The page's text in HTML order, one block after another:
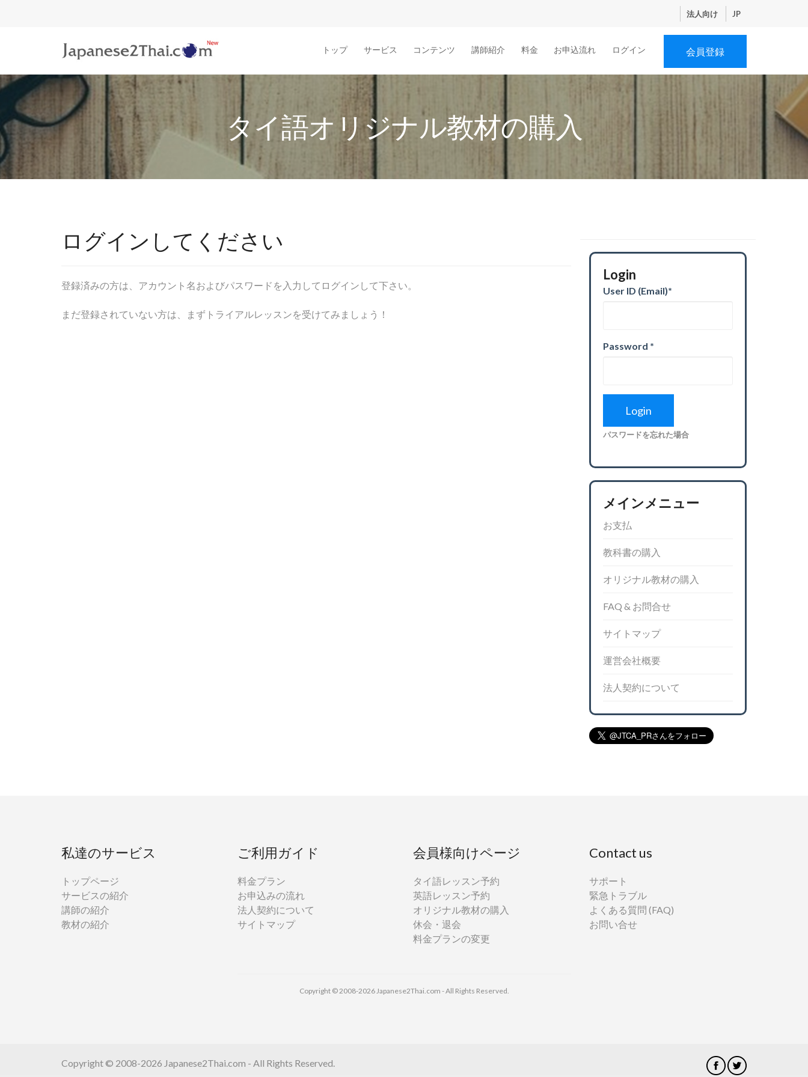
法人向け JP
会員登録
トップ サービス コンテンツ 講師紹介 料金 お申込流れ ログイン
タイ語オリジナル教材の購入
ログインしてください
登録済みの方は、アカウント名およびパスワードを入力してログインして下さい。
まだ登録されていない方は、まずトライアルレッスンを受けてみましょう！
Login
User ID (Email)*
Password *
パスワードを忘れた場合
メインメニュー
お支払
教科書の購入
オリジナル教材の購入
FAQ & お問合せ
サイトマップ
運営会社概要
法人契約について
私達のサービス
トップページ
サービスの紹介
講師の紹介
教材の紹介
ご利用ガイド
料金プラン
お申込みの流れ
法人契約について
サイトマップ
会員様向けページ
タイ語レッスン予約
英語レッスン予約
オリジナル教材の購入
休会・退会
料金プランの変更
Contact us
サポート
緊急トラブル
よくある質問 (FAQ)
お問い合せ
Copyright © 2008-2026 Japanese2Thai.com - All Rights Reserved.
Copyright © 2008-2026 Japanese2Thai.com - All Rights Reserved.